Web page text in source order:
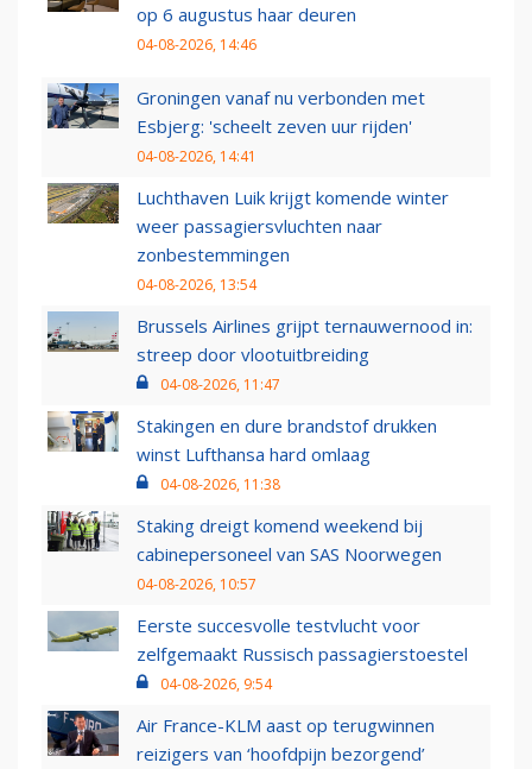
op 6 augustus haar deuren
04-08-2026, 14:46
Groningen vanaf nu verbonden met
Esbjerg: 'scheelt zeven uur rijden'
04-08-2026, 14:41
Luchthaven Luik krijgt komende winter
weer passagiersvluchten naar
zonbestemmingen
04-08-2026, 13:54
Brussels Airlines grijpt ternauwernood in:
streep door vlootuitbreiding
04-08-2026, 11:47
Stakingen en dure brandstof drukken
winst Lufthansa hard omlaag
04-08-2026, 11:38
Staking dreigt komend weekend bij
cabinepersoneel van SAS Noorwegen
04-08-2026, 10:57
Eerste succesvolle testvlucht voor
zelfgemaakt Russisch passagierstoestel
04-08-2026, 9:54
Air France-KLM aast op terugwinnen
reizigers van ‘hoofdpijn bezorgend’